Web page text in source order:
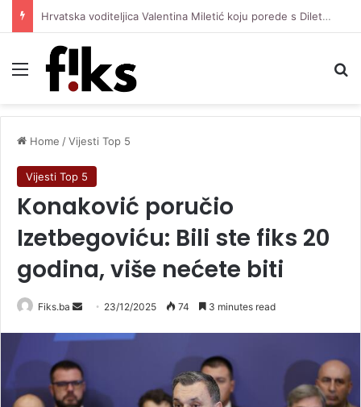
Hrvatska voditeljica Valentina Miletić koju porede s Dilettom Leotom oduševila pozirajući u bikiniju
Menu
Home /Vijesti Top 5
Vijesti Top 5
Konaković poručio
Izetbegoviću: Bili ste fiks 20
godina, više nećete biti
Fiks.ba
Send
email
23/12/2025 74 3 minutes read